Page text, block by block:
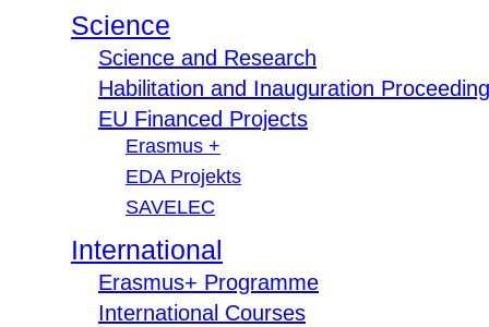
Science
Science and Research
Habilitation and Inauguration
EU Financed Projects
Erasmus +
EDA Projekts
SAVELEC
International
Erasmus+ Programme
International Courses